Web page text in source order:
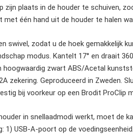
zijn plaats in de houder te schuiven,
met één hand uit de houder te halen
swivel, zodat u de hoek gemakkelijk
modus. Kantelt 17° en draait
hoogwaardig zwart ABS/Acetal
zekering. Geproduceerd in Zweden.
bij voorkeur op een Brodit ProClip
in snellaadmodi werkt, moet de
1) USB-A-poort op de